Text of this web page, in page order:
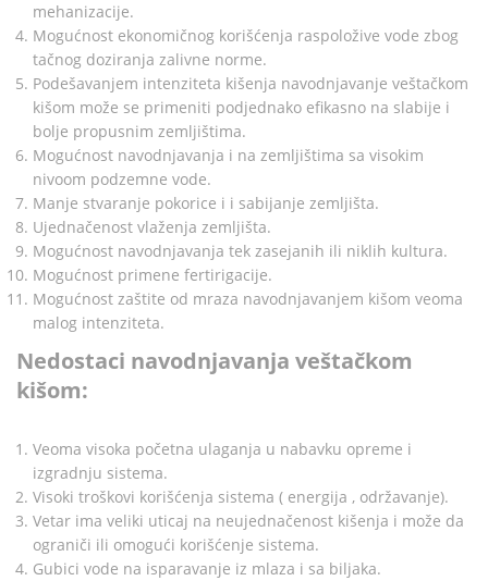
mehanizacije.
Mogućnost ekonomičnog korišćenja raspoložive vode zbog
tačnog doziranja zalivne norme.
Podešavanjem intenziteta kišenja navodnjavanje veštačkom
kišom može se primeniti podjednako efikasno na slabije i
bolje propusnim zemljištima.
Mogućnost navodnjavanja i na zemljištima sa visokim
nivoom podzemne vode.
Manje stvaranje pokorice i i sabijanje zemljišta.
Ujednačenost vlaženja zemljišta.
Mogućnost navodnjavanja tek zasejanih ili niklih kultura.
Mogućnost primene fertirigacije.
Mogućnost zaštite od mraza navodnjavanjem kišom veoma
malog intenziteta.
Nedostaci navodnjavanja veštačkom
kišom:
Veoma visoka početna ulaganja u nabavku opreme i
izgradnju sistema.
Visoki troškovi korišćenja sistema ( energija , održavanje).
Vetar ima veliki uticaj na neujednačenost kišenja i može da
ograniči ili omogući korišćenje sistema.
Gubici vode na isparavanje iz mlaza i sa biljaka.